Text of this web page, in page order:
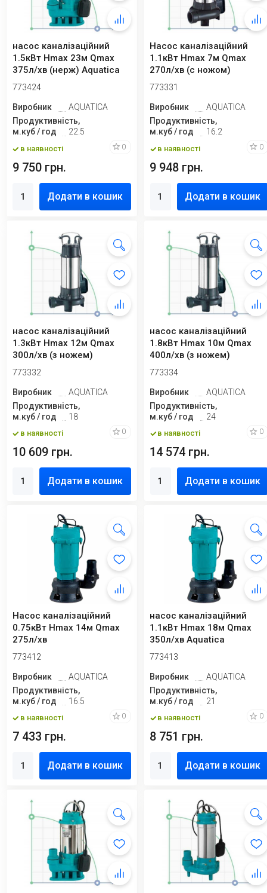
насос каналізаційний
1.5кВт Hmax 23м Qmax
375л/хв (нерж) Aquatica
773424
Виробник
AQUATICA
Продуктивність,
м.куб / год
22.5
в наявності 0
9 750 грн.
Додати в кошик
Насос каналізаційний
1.1кВт Hmax 7м Qmax
270л/хв (с ножом)
773331
Виробник
AQUATICA
Продуктивність,
м.куб / год
16.2
в наявності 0
9 948 грн.
Додати в кошик
насос каналізаційний
1.3кВт Hmax 12м Qmax
300л/хв (з ножем)
Aquatica
773332
Виробник
AQUATICA
Продуктивність,
м.куб / год
18
в наявності 0
10 609 грн.
Додати в кошик
насос каналізаційний
1.8кВт Hmax 10м Qmax
400л/хв (з ножем)
Aquatica
773334
Виробник
AQUATICA
Продуктивність,
м.куб / год
24
в наявності 0
14 574 грн.
Додати в кошик
Насос каналізаційний
0.75кВт Hmax 14м Qmax
275л/хв
773412
Виробник
AQUATICA
Продуктивність,
м.куб / год
16.5
в наявності 0
7 433 грн.
Додати в кошик
насос каналізаційний
1.1кВт Hmax 18м Qmax
350л/хв Aquatica
773413
Виробник
AQUATICA
Продуктивність,
м.куб / год
21
в наявності 0
8 751 грн.
Додати в кошик